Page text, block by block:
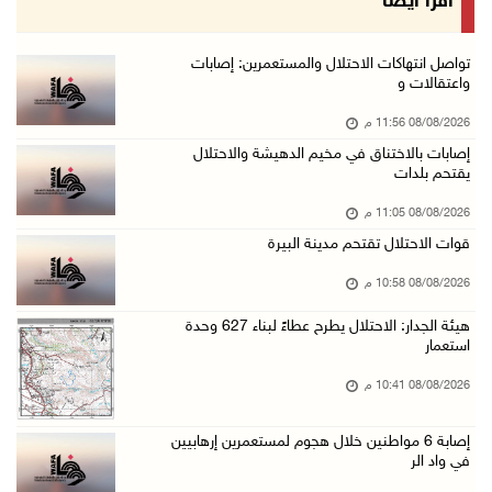
مستعمرون يهاجمون قرية أبو فلاح
مستعمرون يقتحمون بلدة بيت عور التحتا وقرية جل ...
08/آب/2026 06:39 م
الجامعة العربية الأمريكية تختتم فعاليات تخريج ...
08/آب/2026 05:52 م
تواصل انتهاكات الاحتلال والمستعمرين: إصابات
واعتقالات و
08/08/2026 11:56 م
إصابات بالاختناق في مخيم الدهيشة والاحتلال
يقتحم بلدات
08/08/2026 11:05 م
قوات الاحتلال تقتحم مدينة البيرة
08/08/2026 10:58 م
هيئة الجدار: الاحتلال يطرح عطاءً لبناء 627 وحدة
استعمار
08/08/2026 10:41 م
إصابة 6 مواطنين خلال هجوم لمستعمرين إرهابيين
في واد الر